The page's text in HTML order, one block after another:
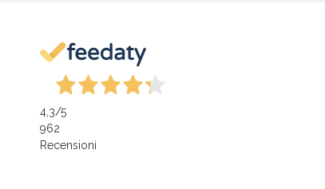
4,3/5
962
Recensioni